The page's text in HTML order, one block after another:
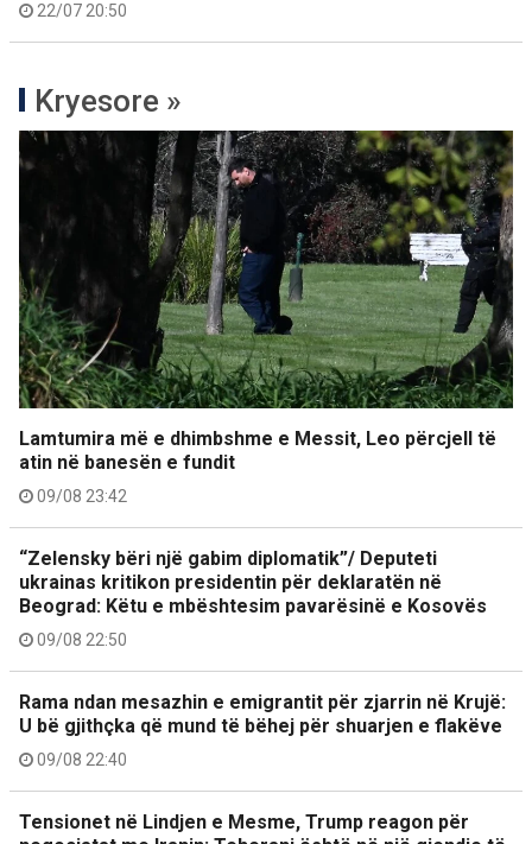
22/07 20:50
Kryesore »
Lamtumira më e dhimbshme e Messit, Leo përcjell të
atin në banesën e fundit
09/08 23:42
“Zelensky bëri një gabim diplomatik”/ Deputeti
ukrainas kritikon presidentin për deklaratën në
Beograd: Këtu e mbështesim pavarësinë e Kosovës
09/08 22:50
Rama ndan mesazhin e emigrantit për zjarrin në Krujë:
U bë gjithçka që mund të bëhej për shuarjen e flakëve
09/08 22:40
Tensionet në Lindjen e Mesme, Trump reagon për